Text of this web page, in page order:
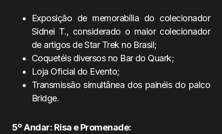
Exposição de memorabília do colecionador
Sidnei T., considerado o maior colecionador
de artigos de Star Trek no Brasil;
Coquetéis diversos no Bar do Quark;
Loja Oficial do Evento;
Transmissão simultânea dos painéis do palco
Bridge.
5º Andar: Risa e Promenade: